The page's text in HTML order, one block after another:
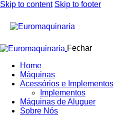
Skip to content Skip to footer
Fechar
Home
Máquinas
Acessórios e Implementos
Implementos
Máquinas de Aluguer
Sobre Nós